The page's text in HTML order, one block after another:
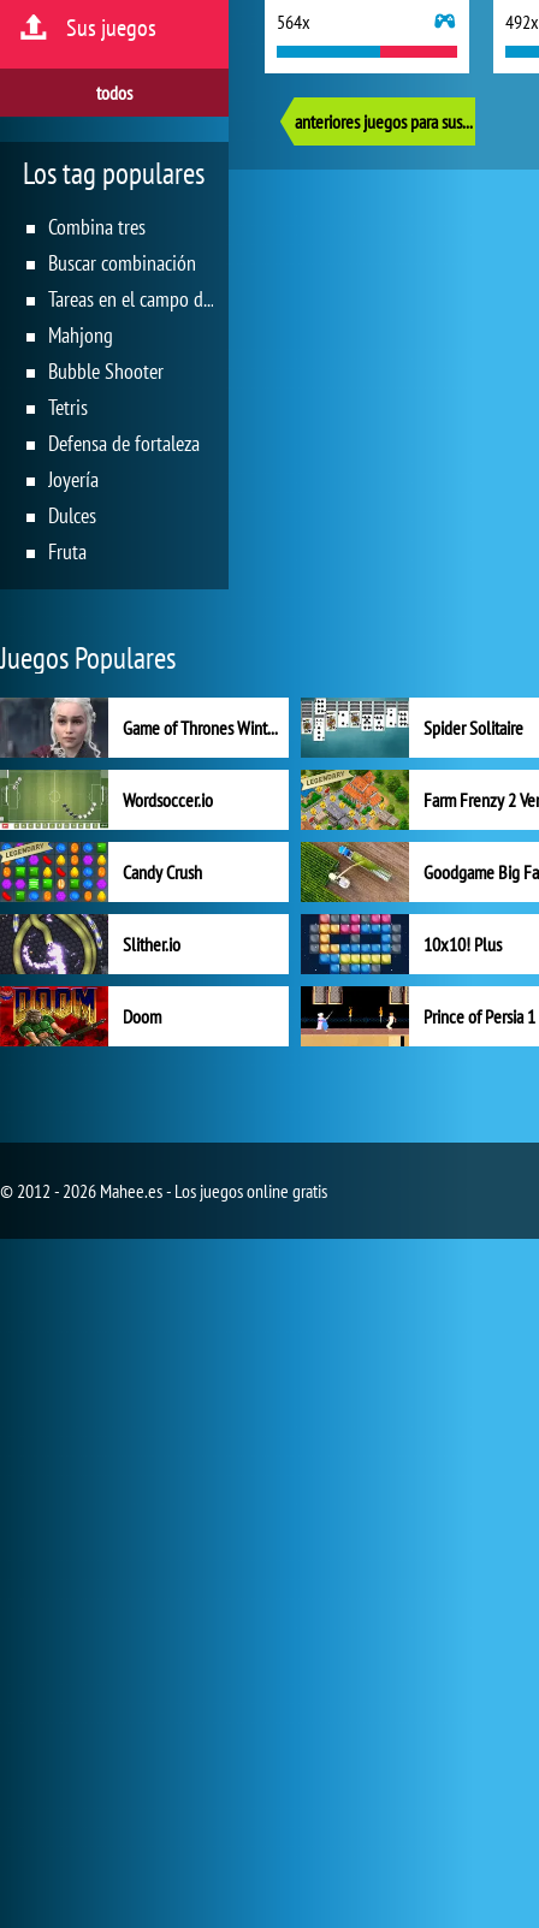
564x 492x
anteriores juegos para sus reflejos
Sus juegos
todos
Los tag populares
Combina tres
Buscar combinación
Tareas en el campo de juego
Mahjong
Bubble Shooter
Tetris
Defensa de fortaleza
Joyería
Dulces
Fruta
Juegos Populares
Game of Thrones Winter is Coming Spider Solitaire
Wordsoccer.io
Candy Crush Goodgame Big
Slither.io 10x10! Plus
Doom Prince of Persia 1
© 2012 - 2026 Mahee.es - Los juegos online gratis